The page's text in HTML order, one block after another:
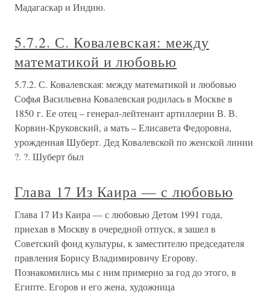
Мадагаскар и Индию.
5.7.2. С. Ковалевская: между
математикой и любовью
5.7.2. С. Ковалевская: между математикой и любовью
Софья Васильевна Ковалевская родилась в Москве в
1850 г. Ее отец – генерал-лейтенант артиллерии В. В.
Корвин-Круковский, а мать – Елисавета Федоровна,
урожденная Шуберт. Дед Ковалевской по женской линии
?. ?. Шуберт был
Глава 17 Из Каира — с любовью
Глава 17 Из Каира — с любовью Детом 1991 года,
приехав в Москву в очередной отпуск, я зашел в
Советский фонд культуры, к заместителю председателя
правления Борису Владимировичу Егорову.
Познакомились мы с ним примерно за год до этого, в
Египте. Егоров и его жена, художница